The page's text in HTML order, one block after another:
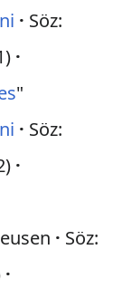
Söz:
"
Söz:
Söz: